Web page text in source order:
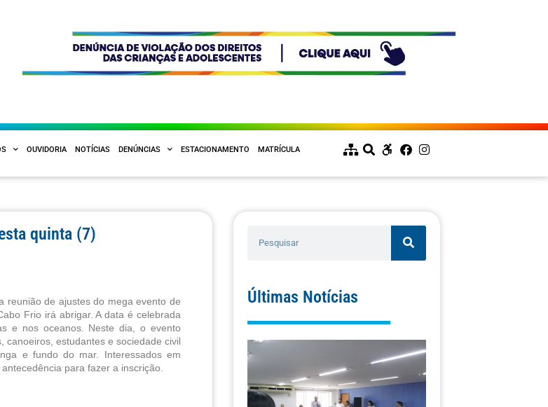
OUVIDORIA NOTÍCIAS DENÚNCIAS ESTACIONAMENTO MATRÍCULA
quinta (7)
reunião de ajustes do mega evento de
Frio irá abrigar. A data é celebrada
e nos oceanos. Neste dia, o evento
canoeiros, estudantes e sociedade civil
e fundo do mar. Interessados em
para fazer a inscrição.
Últimas Notícias